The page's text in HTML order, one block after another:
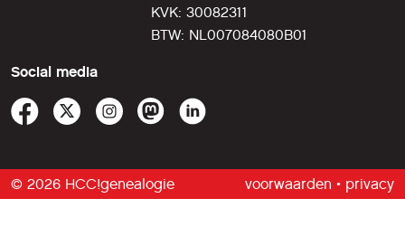
KVK: 30082311
BTW: NL007084080B01
Social media
© 2026 HCC!genealogie voorwaarden • privacy